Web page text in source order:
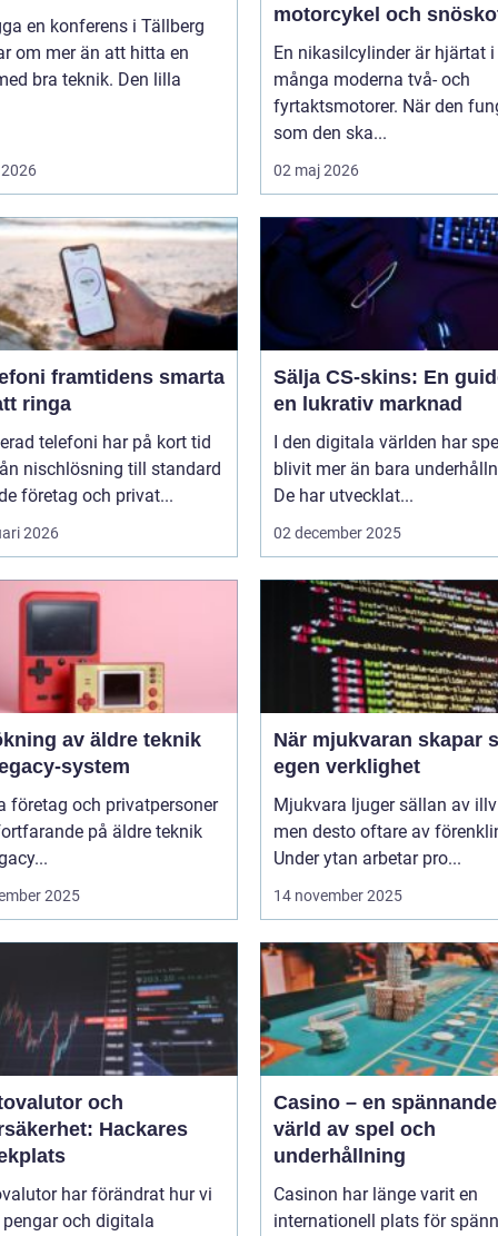
en konferens i Tällberg
om mer än att hitta en
bra teknik. Den lilla
motorcykel och
En nikasilcylinder är hjärtat i
många moderna två- och
fyrtaktsmotorer. När den
som den ska...
02 maj 2026
smarta
ringa
telefoni har på kort tid
nischlösning till standard
företag och privat...
2026
Sälja CS-skins: En
en lukrativ marknad
I den digitala världen har
blivit mer än bara
De har utvecklat...
02 december 2025
av äldre teknik
system
företag och privatpersoner
på äldre teknik
2025
När mjukvaran skapar
egen verklighet
Mjukvara ljuger sällan av
men desto oftare av
Under ytan arbetar pro...
14 november 2025
och
Hackares
har förändrat hur vi
pengar och digitala
Casino – en spännande
värld av spel och
underhållning
Casinon har länge varit en
internationell plats för